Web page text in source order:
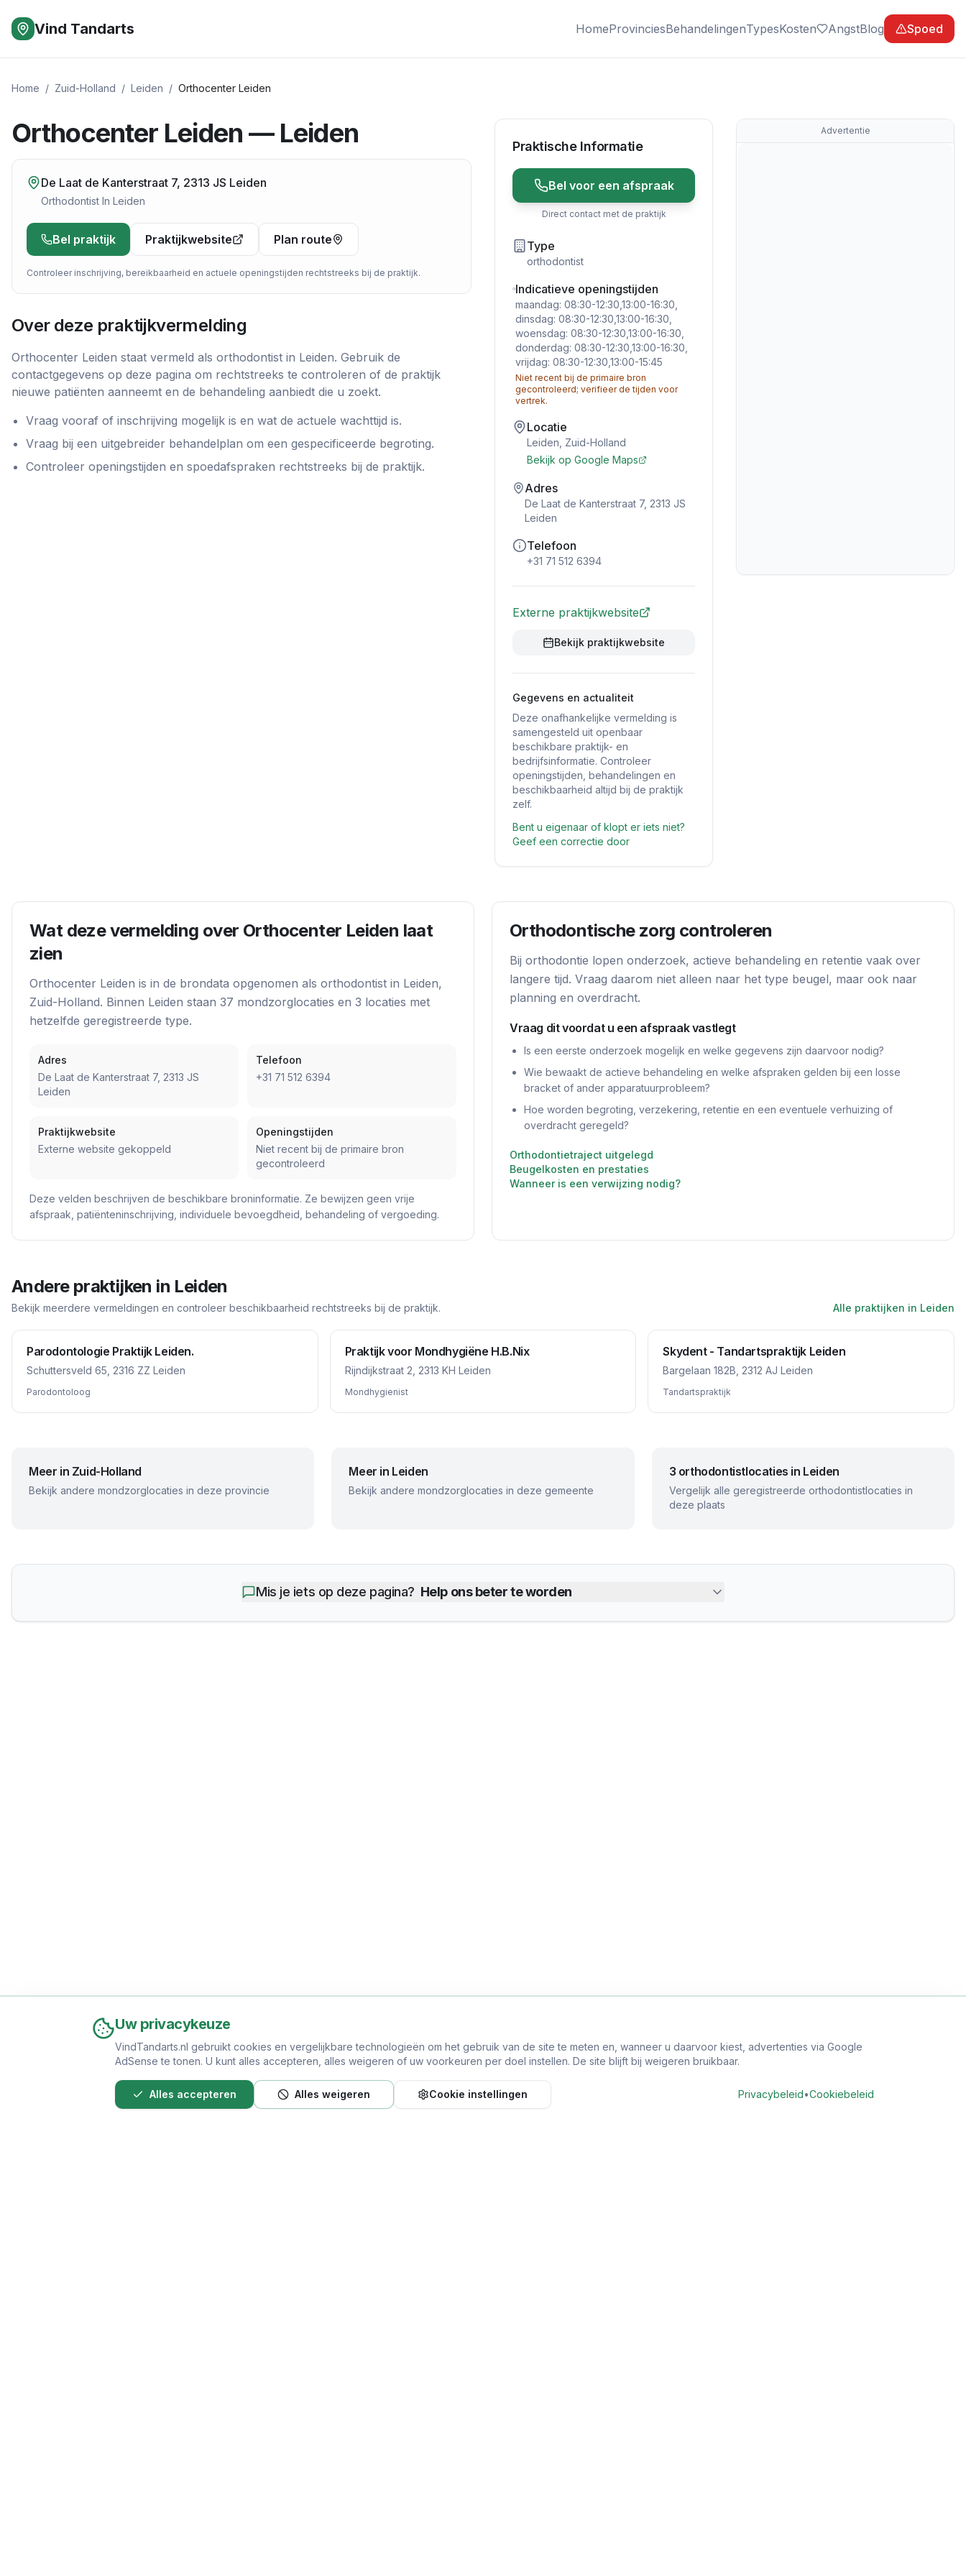
Vind Tandarts HomeProvinciesBehandelingenTypesKosten AngstBlog Spoed
Home / Zuid-Holland / Leiden / Orthocenter Leiden
Orthocenter Leiden — Leiden
De Laat de Kanterstraat 7, 2313 JS Leiden
Orthodontist In Leiden
Bel praktijk Praktijkwebsite Plan route
Controleer inschrijving, bereikbaarheid en actuele openingstijden rechtstreeks bij de praktijk.
Over deze praktijkvermelding
Orthocenter Leiden staat vermeld als orthodontist in Leiden. Gebruik de
contactgegevens op deze pagina om rechtstreeks te controleren of de praktijk
nieuwe patiënten aanneemt en de behandeling aanbiedt die u zoekt.
Vraag vooraf of inschrijving mogelijk is en wat de actuele wachttijd is.
Vraag bij een uitgebreider behandelplan om een gespecificeerde begroting.
Controleer openingstijden en spoedafspraken rechtstreeks bij de praktijk.
Praktische Informatie
Bel voor een afspraak
Direct contact met de praktijk
Type
orthodontist
Indicatieve openingstijden
maandag: 08:30-12:30,13:00-16:30,
dinsdag: 08:30-12:30,13:00-16:30,
woensdag: 08:30-12:30,13:00-16:30,
donderdag: 08:30-12:30,13:00-16:30,
vrijdag: 08:30-12:30,13:00-15:45
Niet recent bij de primaire bron
gecontroleerd; verifieer de tijden voor
vertrek.
Locatie
Leiden Zuid-Holland
Bekijk op Google Maps
Adres
De Laat de Kanterstraat 7, 2313 JS
Leiden
Telefoon
+31 71 512 6394
Externe praktijkwebsite
Bekijk praktijkwebsite
Gegevens en actualiteit
Deze onafhankelijke vermelding is
samengesteld uit openbaar
beschikbare praktijk- en
bedrijfsinformatie. Controleer
openingstijden, behandelingen en
beschikbaarheid altijd bij de praktijk
zelf.
Bent u eigenaar of klopt er iets niet?
Geef een correctie door
Advertentie
Wat deze vermelding over Orthocenter Leiden laat
zien
Orthocenter Leiden is in de brondata opgenomen als orthodontist in Leiden,
Zuid-Holland. Binnen Leiden staan 37 mondzorglocaties en 3 locaties met
hetzelfde geregistreerde type.
Adres
De Laat de Kanterstraat 7, 2313 JS
Leiden
Telefoon
+31 71 512 6394
Praktijkwebsite
Externe website gekoppeld
Openingstijden
Niet recent bij de primaire bron
gecontroleerd
Deze velden beschrijven de beschikbare broninformatie. Ze bewijzen geen vrije
afspraak, patiënteninschrijving, individuele bevoegdheid, behandeling of vergoeding.
Orthodontische zorg controleren
Bij orthodontie lopen onderzoek, actieve behandeling en retentie vaak over
langere tijd. Vraag daarom niet alleen naar het type beugel, maar ook naar
planning en overdracht.
Vraag dit voordat u een afspraak vastlegt
Is een eerste onderzoek mogelijk en welke gegevens zijn daarvoor nodig?
Wie bewaakt de actieve behandeling en welke afspraken gelden bij een losse
bracket of ander apparatuurprobleem?
Hoe worden begroting, verzekering, retentie en een eventuele verhuizing of
overdracht geregeld?
Orthodontietraject uitgelegd
Beugelkosten en prestaties
Wanneer is een verwijzing nodig?
Andere praktijken in Leiden
Bekijk meerdere vermeldingen en controleer beschikbaarheid rechtstreeks bij de praktijk. Alle praktijken in Leiden
Parodontologie Praktijk Leiden.
Schuttersveld 65, 2316 ZZ Leiden
Parodontoloog
Praktijk voor Mondhygiëne H.B.Nix
Rijndijkstraat 2, 2313 KH Leiden
Mondhygienist
Skydent - Tandartspraktijk Leiden
Bargelaan 182B, 2312 AJ Leiden
Tandartspraktijk
Meer in Zuid-Holland
Bekijk andere mondzorglocaties in deze provincie
Meer in Leiden
Bekijk andere mondzorglocaties in deze gemeente
3 orthodontistlocaties in Leiden
Vergelijk alle geregistreerde orthodontistlocaties in
deze plaats
Mis je iets op deze pagina? Help ons beter te worden
Uw privacykeuze
VindTandarts.nl gebruikt cookies en vergelijkbare technologieën om het gebruik van de site te meten en, wanneer u daarvoor kiest, advertenties via Google
AdSense te tonen. U kunt alles accepteren, alles weigeren of uw voorkeuren per doel instellen. De site blijft bij weigeren bruikbaar.
Alles accepteren Alles weigeren Cookie instellingen Privacybeleid•Cookiebeleid